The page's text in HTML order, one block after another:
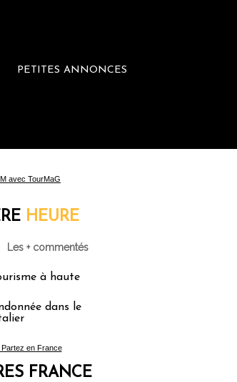
PETITES ANNONCES
voyage
HEURE
Les + commentés
à haute
dans le
FRANCE